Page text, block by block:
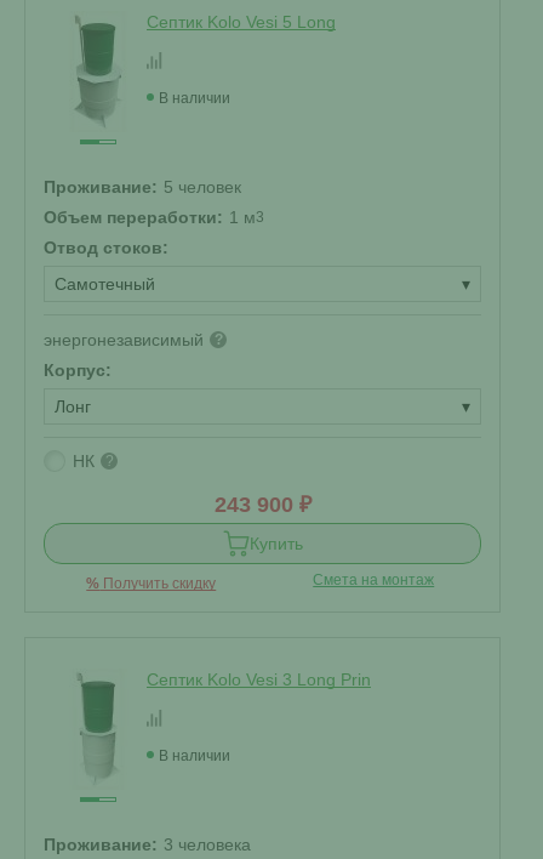
Септик Kolo Vesi 5 Long
В наличии
Проживание: 5 человек
Объем переработки: 1 м3
Отвод стоков:
Самотечный
▾
энергонезависимый ?
Корпус:
Лонг
▾
НК ?
243 900 ₽
Купить
% Получить скидку Смета на монтаж
Септик Kolo Vesi 3 Long Prin
В наличии
Проживание: 3 человека